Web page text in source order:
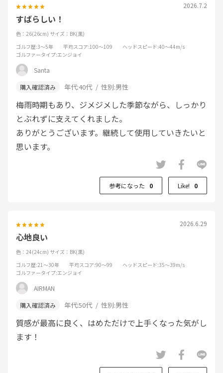
2026.7.2
すばらしい！
色：26(26cm) サイズ：BK(黒)
ゴルフ歴:3～5年 平均スコア:100～109 ヘッドスピード:40～44m/s
ゴルファータイプ:エンジョイ
Santa
年代:40代 性別:男性
梅雨時期もあり、ジメジメした季節ながら、しっかり
とぶれずに支えてくれました。
ありがとうございます。継続して使用していきたいと
思います。
参考になった 0 Like! 0
2026.6.29
心地良い
色：24(24cm) サイズ：BK(黒)
ゴルフ歴:21～30年 平均スコア:90～99 ヘッドスピード:35～39m/s
ゴルファータイプ:エンジョイ
AIRMAN
年代:50代 性別:男性
質感が最高に良く、はめただけで上手くなった気がし
ます！